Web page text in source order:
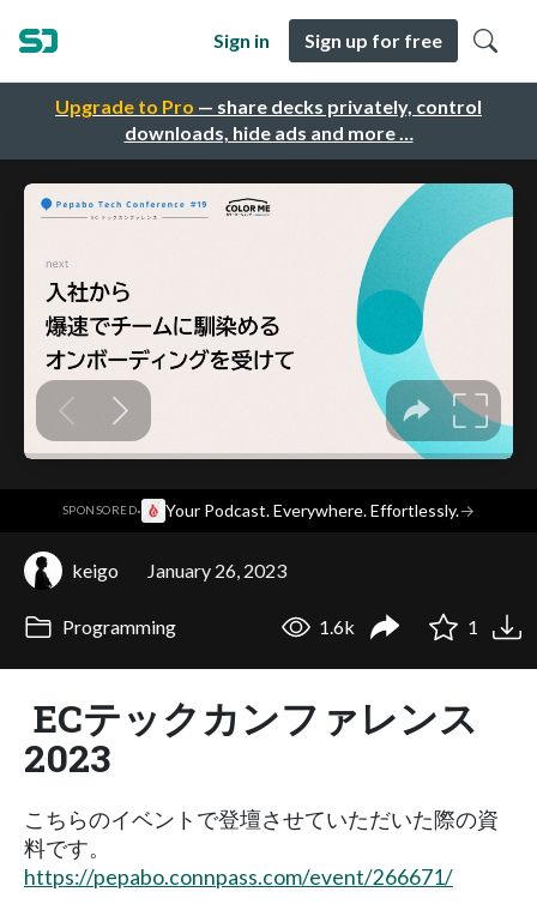
Upgrade to Pro — share decks privately, control
downloads, hide ads and more …
Sign in Sign up for free
SPONSORED· Your Podcast. Everywhere. Effortlessly.→
keigo January 26, 2023
Programming 1.6k 1
ECテックカンファレンス
2023
こちらのイベントで登壇させていただいた際の資
料です。
https://pepabo.connpass.com/event/266671/